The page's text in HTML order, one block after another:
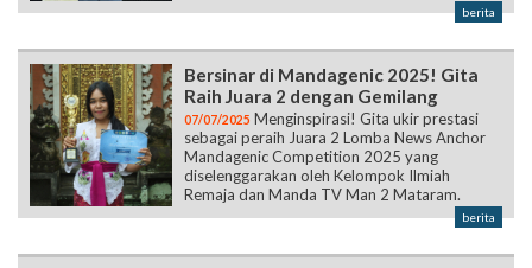
berita
Bersinar di Mandagenic 2025! Gita
Raih Juara 2 dengan Gemilang
07/07/2025 Menginspirasi! Gita ukir prestasi
sebagai peraih Juara 2 Lomba News Anchor
Mandagenic Competition 2025 yang
diselenggarakan oleh Kelompok Ilmiah
Remaja dan Manda TV Man 2 Mataram.
berita